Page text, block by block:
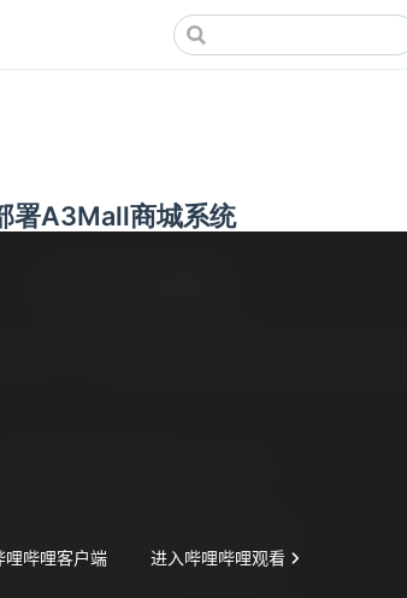
署A3Mall商城系统